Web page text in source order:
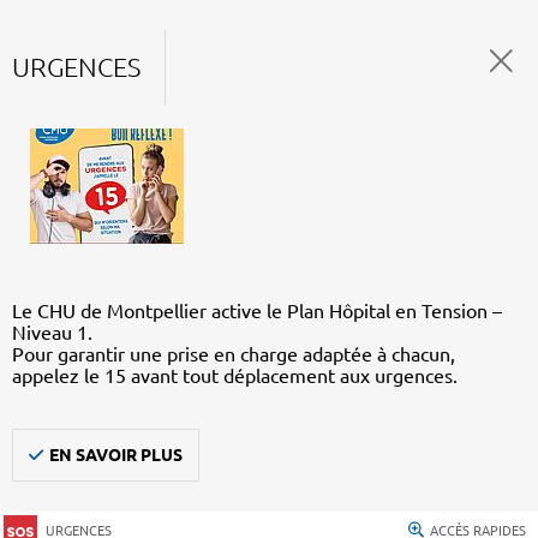
URGENCES
Le CHU de Montpellier active le Plan Hôpital en Tension –
Niveau 1.
Pour garantir une prise en charge adaptée à chacun,
appelez le 15 avant tout déplacement aux urgences.
EN SAVOIR PLUS
URGENCES ACCÈS RAPIDES